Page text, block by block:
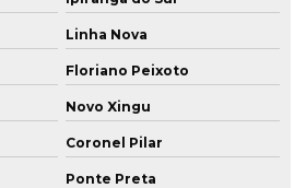
Linha Nova
Floriano Peixoto
Novo Xingu
Coronel Pilar
Ponte Preta